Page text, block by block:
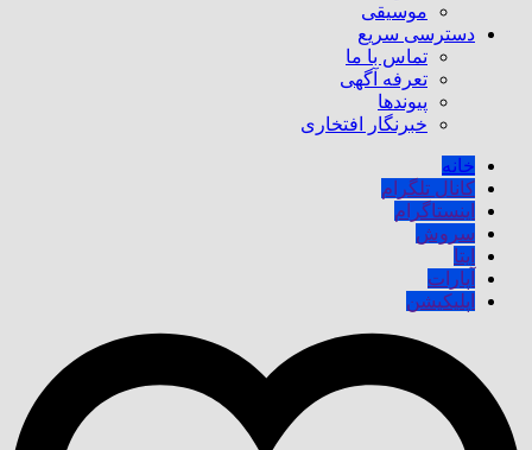
موسیقی
دسترسی سریع
تماس با ما
تعرفه آگهی
پیوندها
خبرنگار افتخاری
خانه
کانال تلگرام
اینستاگرام
سروش
ایتا
آپارات
اپلیکیشن